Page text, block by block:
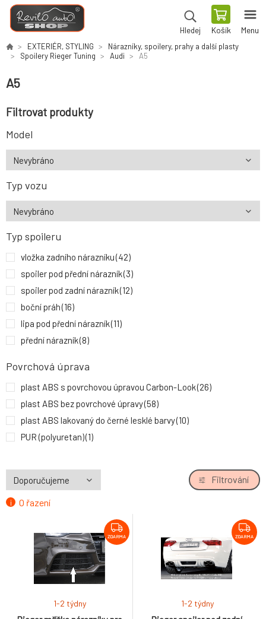
Hledej Košík Menu
EXTERIÉR, STYLING
Nárazníky, spoilery, prahy a další plasty
Spoilery Rieger Tuning
Audi A5
A5
Filtrovat produkty
Model
Typ vozu
Typ spoileru
vložka zadního nárazníku(42)
spoiler pod přední nárazník(3)
spoiler pod zadní nárazník(12)
boční práh(16)
lipa pod přední nárazník(11)
přední nárazník(8)
zadní křídlo(1)
Povrchová úprava
plast ABS s povrchovou úpravou Carbon-Look(26)
plast ABS bez povrchové úpravy(58)
plast ABS lakovaný do černé lesklé barvy(10)
PUR (polyuretan)(1)
O řazení
Filtrování
ZDARMA
1-2 týdny
ZDARMA
1-2 týdny